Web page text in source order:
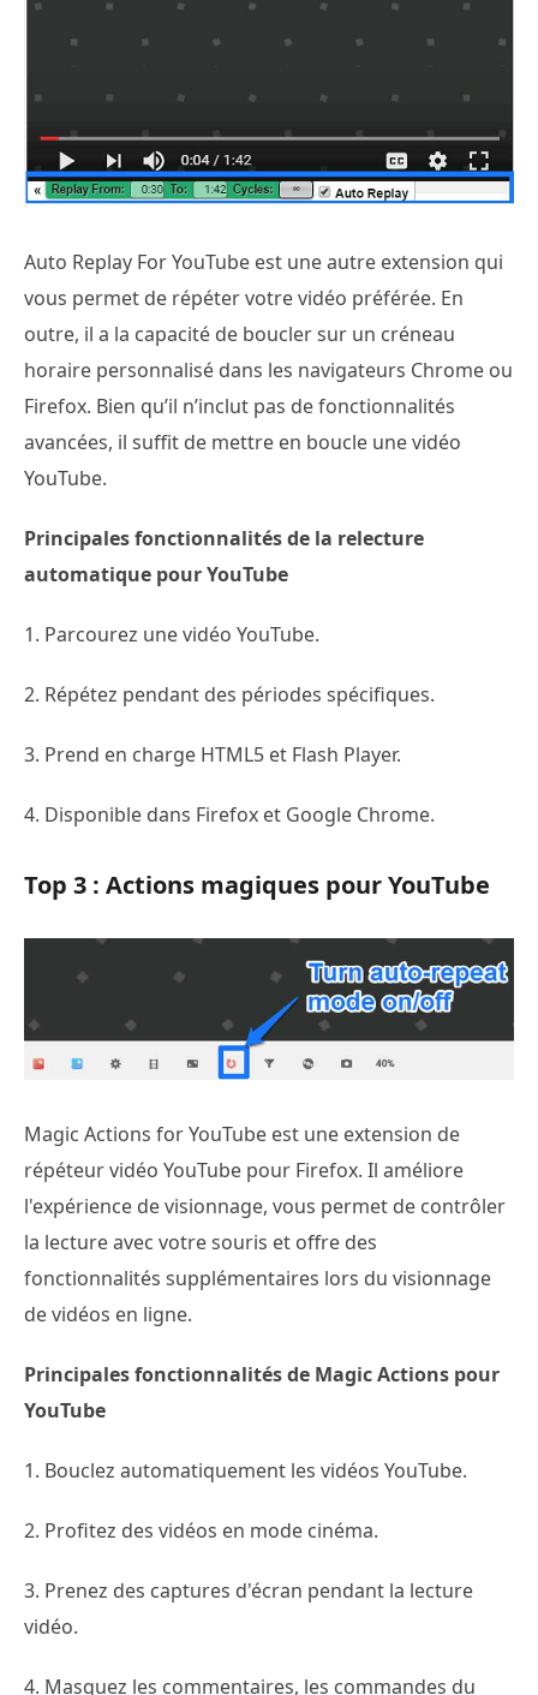
Auto Replay For YouTube est une autre extension qui
vous permet de répéter votre vidéo préférée. En
outre, il a la capacité de boucler sur un créneau
horaire personnalisé dans les navigateurs Chrome ou
Firefox. Bien qu’il n’inclut pas de fonctionnalités
avancées, il suffit de mettre en boucle une vidéo
YouTube.
Principales fonctionnalités de la relecture
automatique pour YouTube
1. Parcourez une vidéo YouTube.
2. Répétez pendant des périodes spécifiques.
3. Prend en charge HTML5 et Flash Player.
4. Disponible dans Firefox et Google Chrome.
Top 3 : Actions magiques pour YouTube
Magic Actions for YouTube est une extension de
répéteur vidéo YouTube pour Firefox. Il améliore
l'expérience de visionnage, vous permet de contrôler
la lecture avec votre souris et offre des
fonctionnalités supplémentaires lors du visionnage
de vidéos en ligne.
Principales fonctionnalités de Magic Actions pour
YouTube
1. Bouclez automatiquement les vidéos YouTube.
2. Profitez des vidéos en mode cinéma.
3. Prenez des captures d'écran pendant la lecture
vidéo.
4. Masquez les commentaires, les commandes du